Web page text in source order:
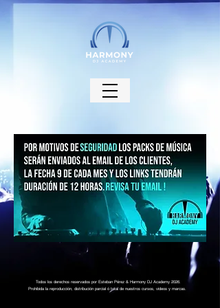
Todos los derechos reservados por Esteban Pérez & Harmony DJ Academy 2026.
Prohibida la reproducción, distribución parcial ó total de nuestros cursos, videos y marcas.